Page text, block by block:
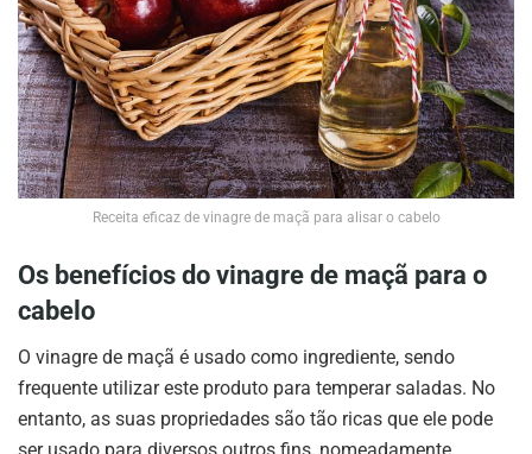
Receita eficaz de vinagre de maçã para alisar o cabelo
Os benefícios do vinagre de maçã para o
cabelo
O vinagre de maçã é usado como ingrediente, sendo
frequente utilizar este produto para temperar saladas. No
entanto, as suas propriedades são tão ricas que ele pode